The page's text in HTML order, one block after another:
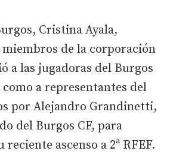
Cristina Ayala,
de la corporación
a las jugadoras del Burgos
a representantes del
por Alejandro Grandinetti,
del Burgos CF, para
ascenso a 2ª RFEF.